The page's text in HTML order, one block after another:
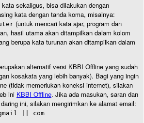
sekaligus, bisa dilakukan dengan
kata dengan tanda koma, misalnya:
(untuk mencari kata ajar, program dan
hasil utama akan ditampilkan dalam kolom
berupa kata turunan akan ditampilkan dalam
alternatif versi KBBI Offline yang sudah
kosakata yang lebih banyak). Bagi yang ingin
(tidak memerlukan koneksi internet), silakan
ini KBBI Offline. Jika ada masukan, saran dan
ini, silakan mengirimkan ke alamat email:
|| com